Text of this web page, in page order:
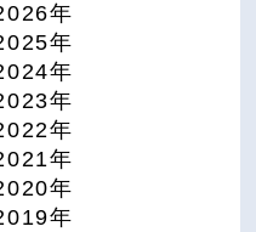
年
年
年
年
年
年
年
年